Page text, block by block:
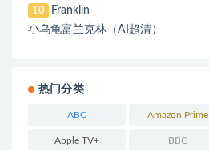
10
Franklin
小乌龟富兰克林（AI超清）
热门分类
ABC Amazon Prime
Apple TV+ BBC